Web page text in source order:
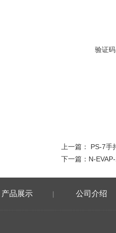
验证
上一篇： PS-7手
下一篇： N-
产品展示 | 公司介绍